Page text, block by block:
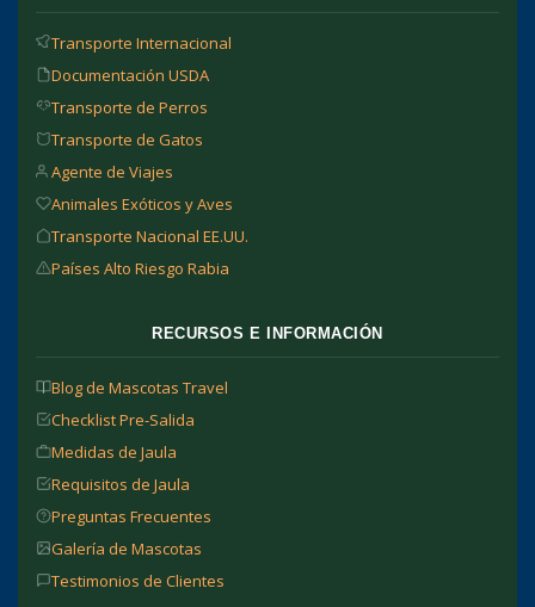
Transporte Internacional
Documentación USDA
Transporte de Perros
Transporte de Gatos
Agente de Viajes
Animales Exóticos y Aves
Transporte Nacional EE.UU.
Países Alto Riesgo Rabia
RECURSOS E INFORMACIÓN
Blog de Mascotas Travel
Checklist Pre-Salida
Medidas de Jaula
Requisitos de Jaula
Preguntas Frecuentes
Galería de Mascotas
Testimonios de Clientes